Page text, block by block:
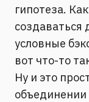
гипотеза.
создаваться
условные
вот что-то
Ну и это
объединении